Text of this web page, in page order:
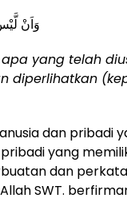
وَاَنْ لَّيْسَ
yang telah
diperlihatkan
dan pribadi
yang
dan
SWT.